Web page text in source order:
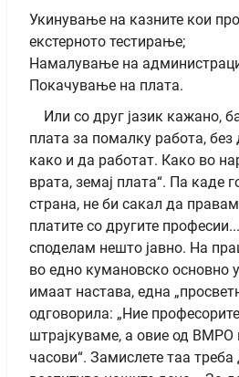
Укинување на казните кои
екстерното тестирање;
Намалување на
Покачување на плата.
Или со друг јазик кажано,
плата за помалку работа, без
како и да работат. Како во
врата, земај плата“. Па каде
страна, не би сакал да
платите со другите
споделам нешто јавно. На
во едно кумановско основно
имаат настава, една
одговорила: „Ние
штрајкуваме, а овие од ВМРО
часови“. Замислете таа треба